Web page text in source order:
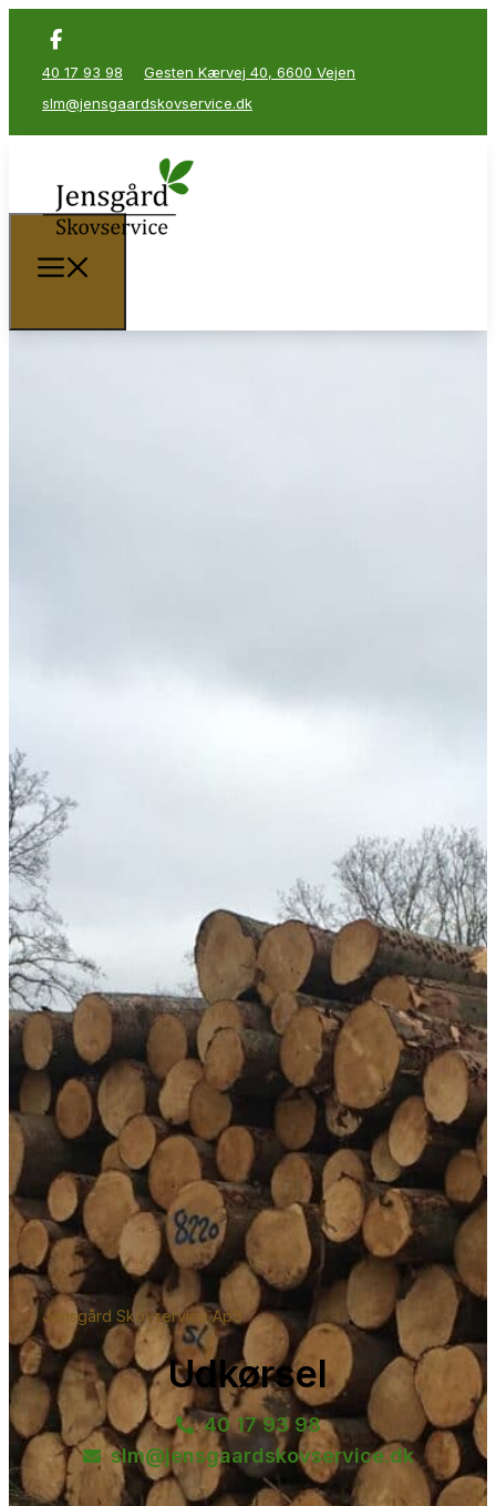
40 17 93 98
Gesten Kærvej 40, 6600 Vejen
slm@jensgaardskovservice.dk
Jensgård Skovservice ApS
Udkørsel
40 17 93 98
slm@jensgaardskovservice.dk